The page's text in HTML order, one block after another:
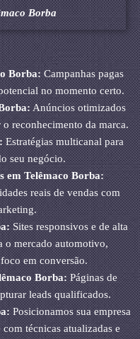
Borba
Borba:Campanhas pagas
no momento certo.
Anúncios otimizados
reconhecimento da marca.
Estratégias multicanal para
seu negócio.
em Telêmaco Borba:
reais de vendas com
Sites responsivos e de alta
o mercado automotivo,
em conversão.
Borba:Páginas de
leads qualificados.
Posicionamos sua empresa
técnicas atualizadas e